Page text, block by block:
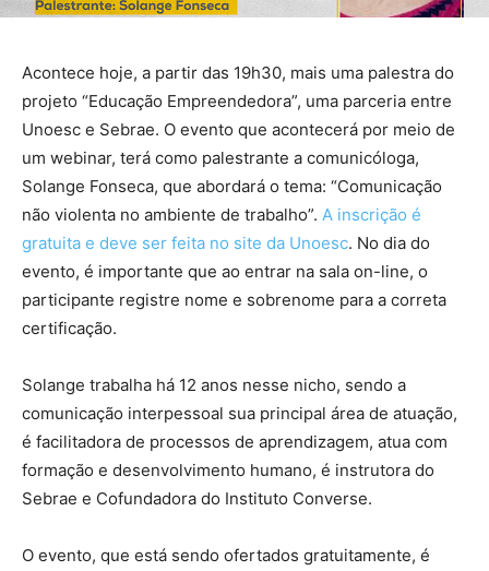
Acontece hoje, a partir das 19h30, mais uma palestra do
projeto “Educação Empreendedora”, uma parceria entre
Unoesc e Sebrae. O evento que acontecerá por meio de
um webinar, terá como palestrante a comunicóloga,
Solange Fonseca, que abordará o tema: “Comunicação
não violenta no ambiente de trabalho”. A inscrição é
gratuita e deve ser feita no site da Unoesc. No dia do
evento, é importante que ao entrar na sala on-line, o
participante registre nome e sobrenome para a correta
certificação.
Solange trabalha há 12 anos nesse nicho, sendo a
comunicação interpessoal sua principal área de atuação,
é facilitadora de processos de aprendizagem, atua com
formação e desenvolvimento humano, é instrutora do
Sebrae e Cofundadora do Instituto Converse.
O evento, que está sendo ofertados gratuitamente, é